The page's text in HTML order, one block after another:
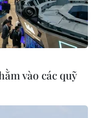
quan hai
hiện
vào các quỹ